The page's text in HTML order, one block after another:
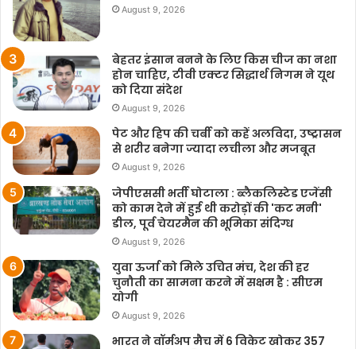
August 9, 2026
बेहतर इंसान बनने के लिए किस चीज का नशा
होन चाहिए, टीवी एक्टर सिद्धार्थ निगम ने यूथ
को दिया संदेश
August 9, 2026
पेट और हिप की चर्बी को कहें अलविदा, उष्ट्रासन
से शरीर बनेगा ज्यादा लचीला और मजबूत
August 9, 2026
जेपीएससी भर्ती घोटाला : ब्लैकलिस्टेड एजेंसी
को काम देने में हुई थी करोड़ों की 'कट मनी'
डील, पूर्व चेयरमैन की भूमिका संदिग्ध
August 9, 2026
युवा ऊर्जा को मिले उचित मंच, देश की हर
चुनौती का सामना करने में सक्षम है : सीएम
योगी
August 9, 2026
भारत ने वॉर्मअप मैच में 6 विकेट खोकर 357